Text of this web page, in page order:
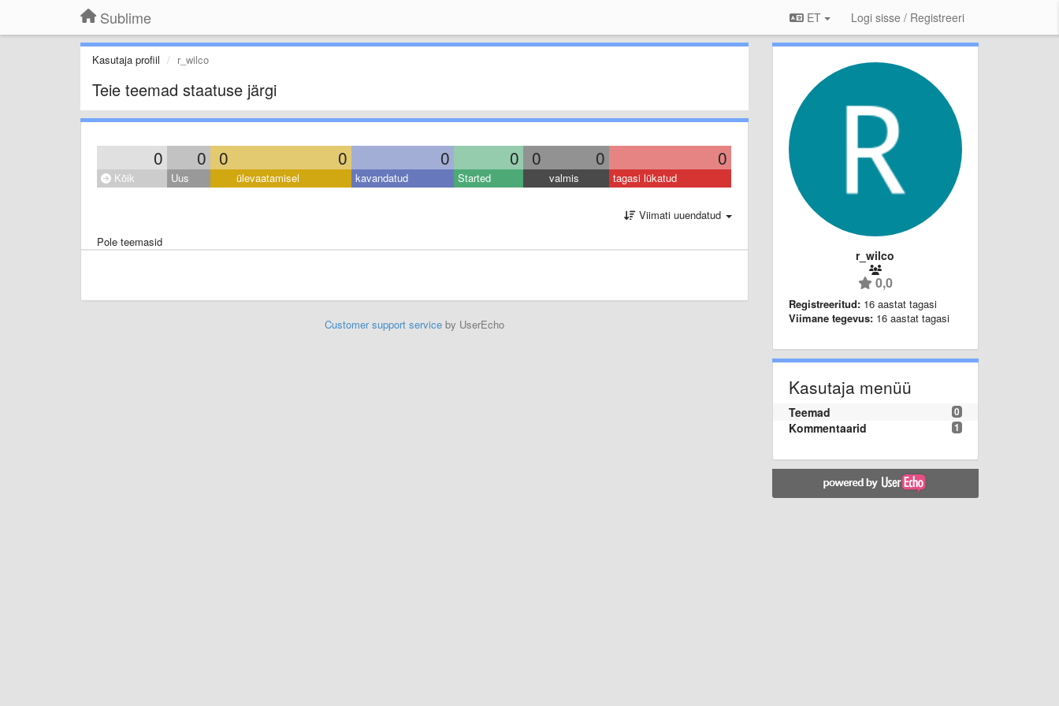
Sublime ET Logi sisse / Registreeri
Kasutaja profiil r_wilco
Teie teemad staatuse järgi
0 0 0 0 0 0 0 0 0
Kõik Uus ülevaatamisel kavandatud Started valmis tagasi lükatud
Viimati uuendatud
Pole teemasid
Customer support serviceby UserEcho
r_wilco
0,0
Registreeritud: 16 aastat tagasi
Viimane tegevus: 16 aastat tagasi
Kasutaja menüü
0
Teemad
1
Kommentaarid